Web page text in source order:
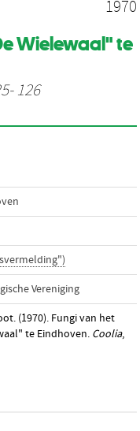
1970
Wielewaal" te
126
Vereniging
(1970). Fungi van het
te Eindhoven. Coolia,